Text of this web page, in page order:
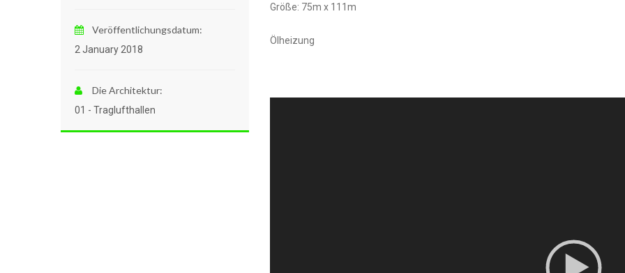
Veröffentlichungsdatum:
2 January 2018
Die Architektur:
01 - Traglufthallen
Größe: 75m x 111m
Ölheizung